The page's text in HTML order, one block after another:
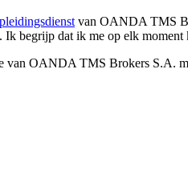
van OANDA TMS
Ik begrijp dat ik me op elk
OANDA TMS Brokers S.A.